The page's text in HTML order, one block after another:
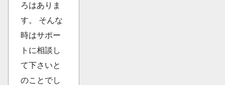
ろはありま
す。 そんな
時はサポー
トに相談し
て下さいと
のことでし